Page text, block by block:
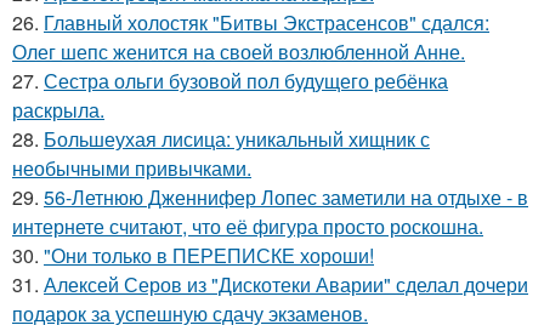
26. Главный холостяк "Битвы Экстрасенсов" сдался:
Олег шепс женится на своей возлюбленной Анне.
27. Сестра ольги бузовой пол будущего ребёнка
раскрыла.
28. Большеухая лисица: уникальный хищник с
необычными привычками.
29. 56-Летнюю Дженнифер Лопес заметили на отдыхе - в
интернете считают, что её фигура просто роскошна.
30. "Они только в ПЕРЕПИСКЕ хороши!
31. Алексей Серов из "Дискотеки Аварии" сделал дочери
подарок за успешную сдачу экзаменов.